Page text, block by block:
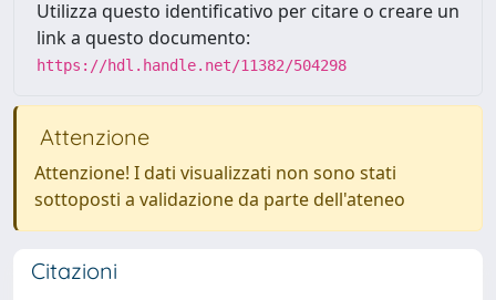
Utilizza questo identificativo per citare o creare un
link a questo documento:
https://hdl.handle.net/11382/504298
Attenzione
Attenzione! I dati visualizzati non sono stati
sottoposti a validazione da parte dell'ateneo
Citazioni